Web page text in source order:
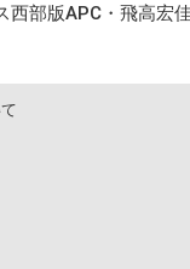
西部版APC・飛高宏